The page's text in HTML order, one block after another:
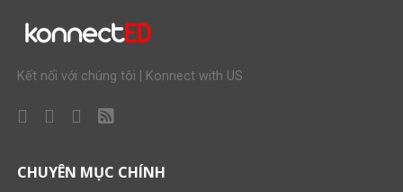
Kết nối với chúng tôi | Konnect with US
CHUYÊN MỤC CHÍNH